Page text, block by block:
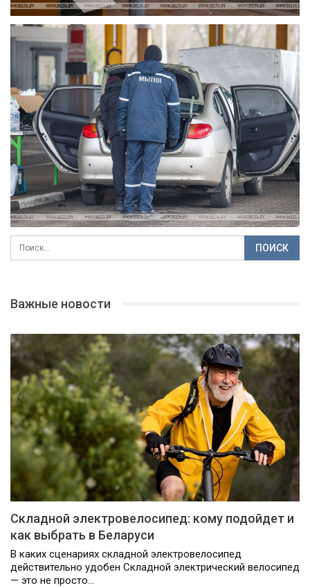
Важные новости
Складной электровелосипед: кому подойдет и
как выбрать в Беларуси
В каких сценариях складной электровелосипед
действительно удобен Складной электрический велосипед
— это не просто…